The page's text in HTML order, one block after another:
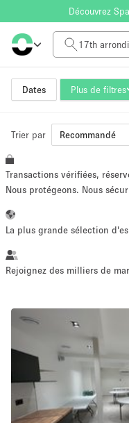
Découvrez
Dates Plus de filtres
Tarif à la journée
0€
Taille de l'espace
~ 13 personnes
Vente au
détail
Showroom
Séance de
photo
Conférence
Trier par Recommandé
Transactions vérifiées,
Nous protégeons. Nous
La plus grande sélection
Rejoignez des milliers de